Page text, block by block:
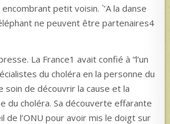
petit voisin. `’A la danse
ne peuvent être partenaires4
La France1 avait confié à “l’un
du choléra en la personne du
soin de découvrir la cause et la
du choléra. Sa découverte effarante
de l’ONU pour avoir mis le doigt sur